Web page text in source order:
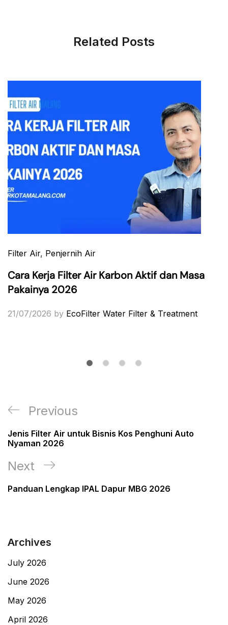
Related Posts
Filter Air, Penjernih Air
Cara Kerja Filter Air Karbon Aktif dan Masa
Pakainya 2026
21/07/2026 by EcoFilter Water Filter & Treatment
Post
Previous
Post
Previous
Jenis Filter Air untuk Bisnis Kos Penghuni Auto
Nyaman 2026
Next
Post
Next
Panduan Lengkap IPAL Dapur MBG 2026
Archives
July 2026
June 2026
May 2026
April 2026